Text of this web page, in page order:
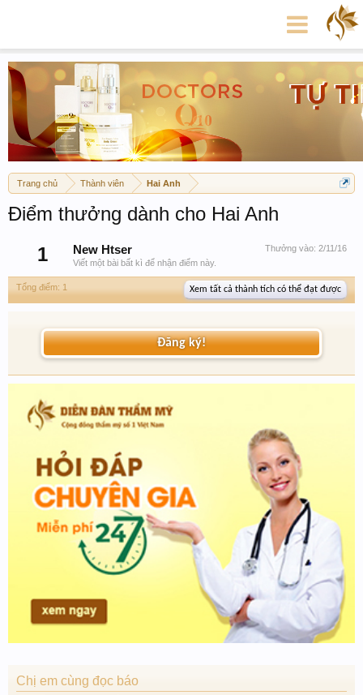
Trang chủ Thành viên Hai Anh
Điểm thưởng dành cho Hai Anh
1
Thưởng vào: 2/11/16
New Htser
Viết một bài bất kì để nhận điểm này.
Tổng điểm: 1 Xem tất cả thành tích có thể đạt được
Đăng ký!
Chị em cùng đọc báo